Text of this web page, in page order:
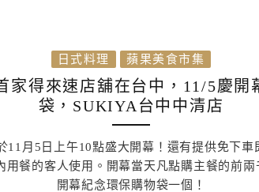
日式料理 蘋果美食市集
家得來速店舖在台中，11/5慶開
袋，SUKIYA台中中清店
11月5日上午10點盛大開幕！還有提供免下車
用餐的客人使用。開幕當天凡點購主餐的前兩
開幕紀念環保購物袋一個！